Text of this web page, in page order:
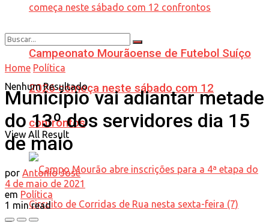
Campeonato Mourãoense de Futebol Suíço
2026 começa neste sábado com 12
confrontos
Nenhum Resultado
View All Result
Home Política
Município vai adiantar metade
do 13º dos servidores dia 15
de maio
por Antonio José
4 de maio de 2021
em Política
1 min read